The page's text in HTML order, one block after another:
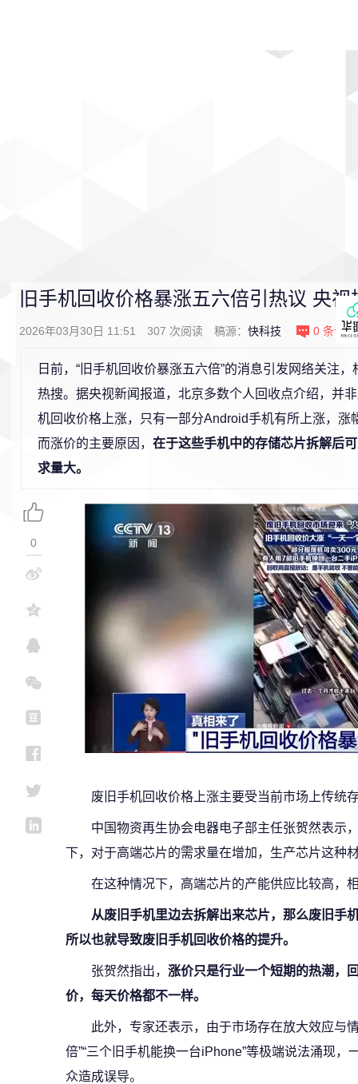
旧手机回收价格暴涨五六倍引热议 央
2026年03月30日 11:51 307 次阅读 稿源： 快科技 0 条评论
日前，“旧手机回收价暴涨五六倍”的消息引发网络关注
热搜。据央视新闻报道，北京多数个人回收点介绍，并
机回收价格上涨，只有一部分Android手机有所上涨，涨
而涨价的主要原因， 在于这些手机中的存储芯片拆解后
求量大。
废旧手机回收价格上涨主要受当前市场上传统
中国物资再生协会电器电子部主任张贺然表示
下，对于高端芯片的需求量在增加，生产芯片这种
在这种情况下，高端芯片的产能供应比较高，
从废旧手机里边去拆解出来芯片，那么废旧手
所以也就导致废旧手机回收价格的提升。
张贺然指出， 涨价只是行业一个短期的热潮，
价，每天价格都不一样。
此外，专家还表示，由于市场存在放大效应与
倍”“三个旧手机能换一台iPhone”等极端说法涌现
众造成误导。
0